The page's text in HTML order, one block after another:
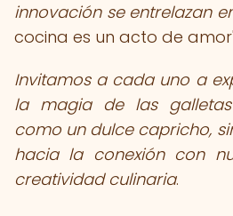
innovación se entrelazan
cocina es un acto de
Invitamos a cada uno a
la magia de las
como un dulce capricho,
hacia la conexión con
creatividad culinaria.